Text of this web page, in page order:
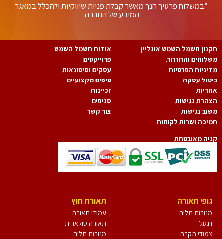
*במשלוח פרטיך הנך מאשר קבלת פניות שיווקיות ולהכלל במאגר
המידע של החברה.
חשמל השמש אונליין
והחזרות
הפרטיות
עסקה
נגישות
נגישות
ושרות לקוחות
אודות חשמל השמש
פרוייקטים
עסקים וסיטונאות
טיפים מקצועיים
זכיינות
סניפים
צור קשר
מאובטחת
גופי תאורה
מנורות תליה
וינטג'
צמודי תקרה
תאורת חוץ
עמודי תאורה
תאורה סולארית
מנורות תליה